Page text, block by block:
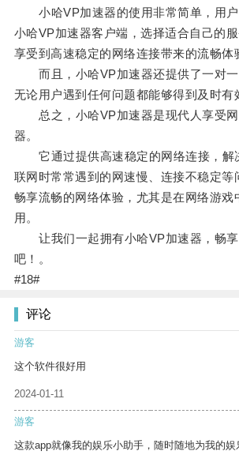
小哈VP加速器的使用非常简单，用户
小哈VP加速器客户端，选择适合自己的
享受到高速稳定的网络连接带来的流畅体
而且，小哈VP加速器还提供了一对一
无论用户遇到任何问题都能够得到及时有
总之，小哈VP加速器是现代人享受网
器。
它通过提供高速稳定的网络连接，解
联网时常常遇到的网速慢、连接不稳定等
畅享流畅的网络体验，尤其是在网络游戏
用。
让我们一起拥有小哈VP加速器，畅享
吧！。
#18#
评论
游客
这个软件很好用
2024-01-11
游客
这款app就像我的娱乐小助手，随时随地为我的娱